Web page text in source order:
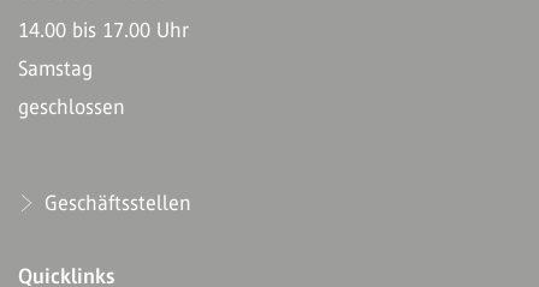
14.00 bis 17.00 Uhr
Samstag
geschlossen
Geschäftsstellen
Quicklinks